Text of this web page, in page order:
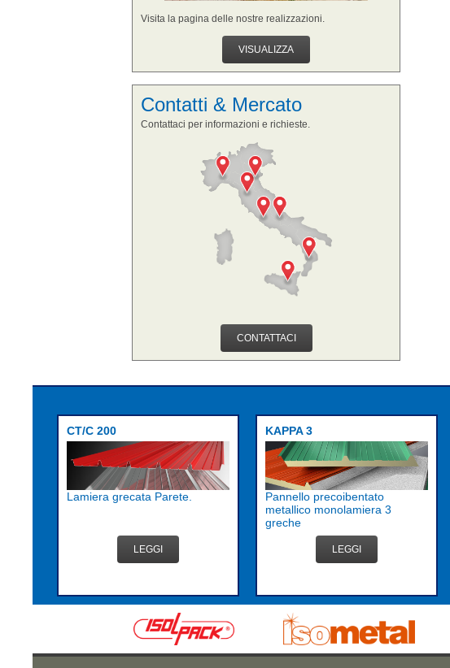
Visita la pagina delle nostre realizzazioni.
VISUALIZZA
Contatti & Mercato
Contattaci per informazioni e richieste.
CONTATTACI
CT/C 200
Lamiera grecata Parete.
LEGGI
KAPPA 3
Pannello precoibentato
metallico monolamiera 3
greche
LEGGI